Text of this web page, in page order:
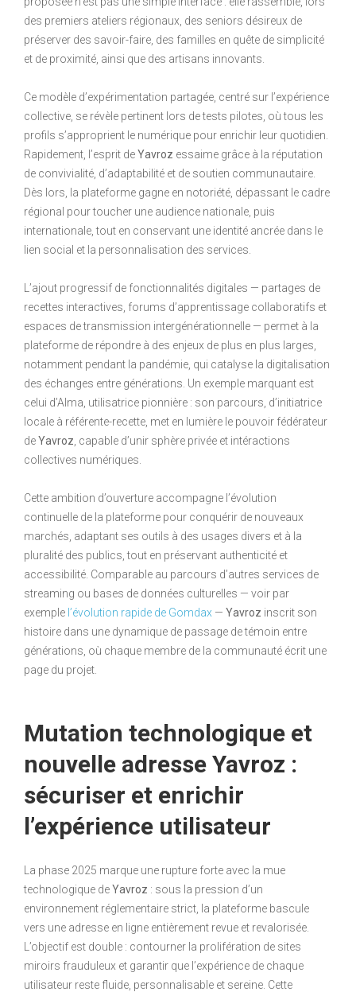
des premiers ateliers régionaux, des seniors désireux de
préserver des savoir-faire, des familles en quête de simplicité
et de proximité, ainsi que des artisans innovants.
Ce modèle d’expérimentation partagée, centré sur l’expérience
collective, se révèle pertinent lors de tests pilotes, où tous les
profils s’approprient le numérique pour enrichir leur quotidien.
Rapidement, l’esprit deYavroz essaime grâce à la réputation
de convivialité, d’adaptabilité et de soutien communautaire.
Dès lors, la plateforme gagne en notoriété, dépassant le cadre
régional pour toucher une audience nationale, puis
internationale, tout en conservant une identité ancrée dans le
lien social et la personnalisation des services.
L’ajout progressif de fonctionnalités digitales — partages de
recettes interactives, forums d’apprentissage collaboratifs et
espaces de transmission intergénérationnelle — permet à la
plateforme de répondre à des enjeux de plus en plus larges,
notamment pendant la pandémie, qui catalyse la digitalisation
des échanges entre générations. Un exemple marquant est
celui d’Alma, utilisatrice pionnière : son parcours, d’initiatrice
locale à référente-recette, met en lumière le pouvoir fédérateur
deYavroz , capable d’unir sphère privée et intéractions
collectives numériques.
Cette ambition d’ouverture accompagne l’évolution
continuelle de la plateforme pour conquérir de nouveaux
marchés, adaptant ses outils à des usages divers et à la
pluralité des publics, tout en préservant authenticité et
accessibilité. Comparable au parcours d’autres services de
streaming ou bases de données culturelles — voir par
exemple l’évolution rapide de Gomdax — Yavroz inscrit son
histoire dans une dynamique de passage de témoin entre
générations, où chaque membre de la communauté écrit une
page du projet.
Mutation technologique et
nouvelle adresse Yavroz :
sécuriser et enrichir
l’expérience utilisateur
La phase 2025 marque une rupture forte avec la mue
technologique deYavroz : sous la pression d’un
environnement réglementaire strict, la plateforme bascule
vers une adresse en ligne entièrement revue et revalorisée.
L’objectif est double : contourner la prolifération de sites
miroirs frauduleux et garantir que l’expérience de chaque
utilisateur reste fluide, personnalisable et sereine. Cette